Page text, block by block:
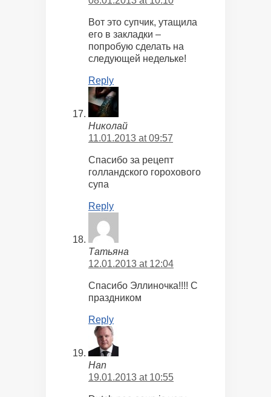
Вот это супчик, утащила
его в закладки –
попробую сделать на
следующей недельке!
Reply
Николай
11.01.2013 at 09:57
Спасибо за рецепт
голландского горохового
супа
Reply
Tатьяна
12.01.2013 at 12:04
Спасибо Эллиночка!!!! С
праздником
Reply
Han
19.01.2013 at 10:55